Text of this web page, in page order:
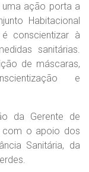
uma ação porta a
Habitacional
conscientizar à
sanitárias.
de máscaras,
e
da Gerente de
com o apoio dos
Sanitária, da